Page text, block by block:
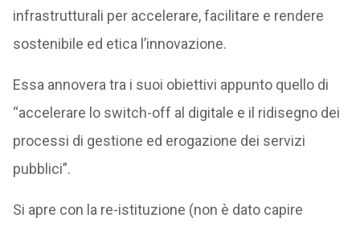
infrastrutturali per accelerare, facilitare e rendere
sostenibile ed etica l’innovazione.
Essa annovera tra i suoi obiettivi appunto quello di
“accelerare lo switch-off al digitale e il ridisegno dei
processi di gestione ed erogazione dei servizi
pubblici”.
Si apre con la re-istituzione (non è dato capire